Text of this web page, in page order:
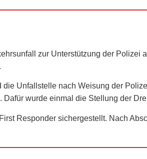
zur Unterstützung der
Unfallstelle nach Weisung der
wurde einmal die Stellung der
Responder sichergestellt. Nach